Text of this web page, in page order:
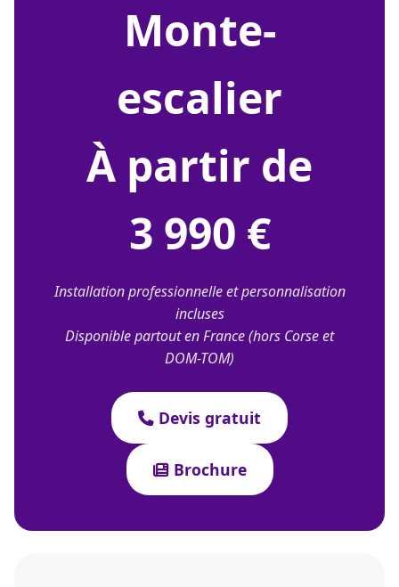
monte-
escalier
À partir de
3 990 €
Installation professionnelle et personnalisation
incluses
Disponible partout en France (hors Corse et
DOM-TOM)
Devis gratuit
Brochure